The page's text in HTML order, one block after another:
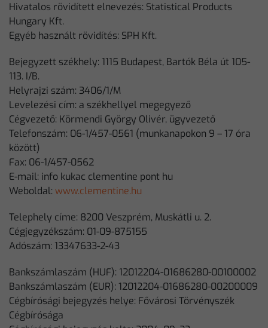
Hivatalos rövidített elnevezés: Statistical Products
Hungary Kft.
Egyéb használt rövidítés: SPH Kft.
Bejegyzett székhely: 1115 Budapest, Bartók Béla út 105-
113. I/B.
Helyrajzi szám: 3406/1/M
Levelezési cím: a székhellyel megegyező
Cégvezető: Körmendi György Olivér, ügyvezető
Telefonszám: 06-1/457-0561 (munkanapokon 9 – 17 óra
között)
Fax: 06-1/457-0562
E-mail: info kukac clementine pont hu
Weboldal: www.clementine.hu
Telephely címe: 8200 Veszprém, Muskátli u. 2.
Cégjegyzékszám: 01-09-875155
Adószám: 13347633-2-43
Bankszámlaszám (HUF): 12012204-01686280-00100002
Bankszámlaszám (EUR): 12012204-01686280-00200009
Cégbírósági bejegyzés helye: Fővárosi Törvényszék
Cégbírósága